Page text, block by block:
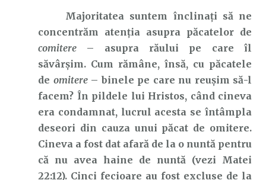
Majoritatea suntem înclinați să ne
concentrăm atenția asupra păcatelor de
comitere – asupra răului pe care îl
săvârșim. Cum rămâne, însă, cu păcatele
de omitere– binele pe care nu reușim să-l
facem? În pildele lui Hristos, când cineva
era condamnat, lucrul acesta se întâmpla
deseori din cauza unui păcat de omitere.
Cineva a fost dat afară de la o nuntă pentru
că nu avea haine de nuntă (vezi Matei
22:12). Cinci fecioare au fost excluse de la